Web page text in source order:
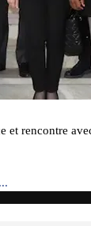
et rencontre